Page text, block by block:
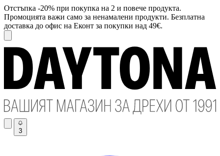
Отстъпка -20% при покупка на 2 и повече продукта.
Промоцията важи само за ненамалени продукти. Безплатна
доставка до офис на Еконт за покупки над 49€.
3